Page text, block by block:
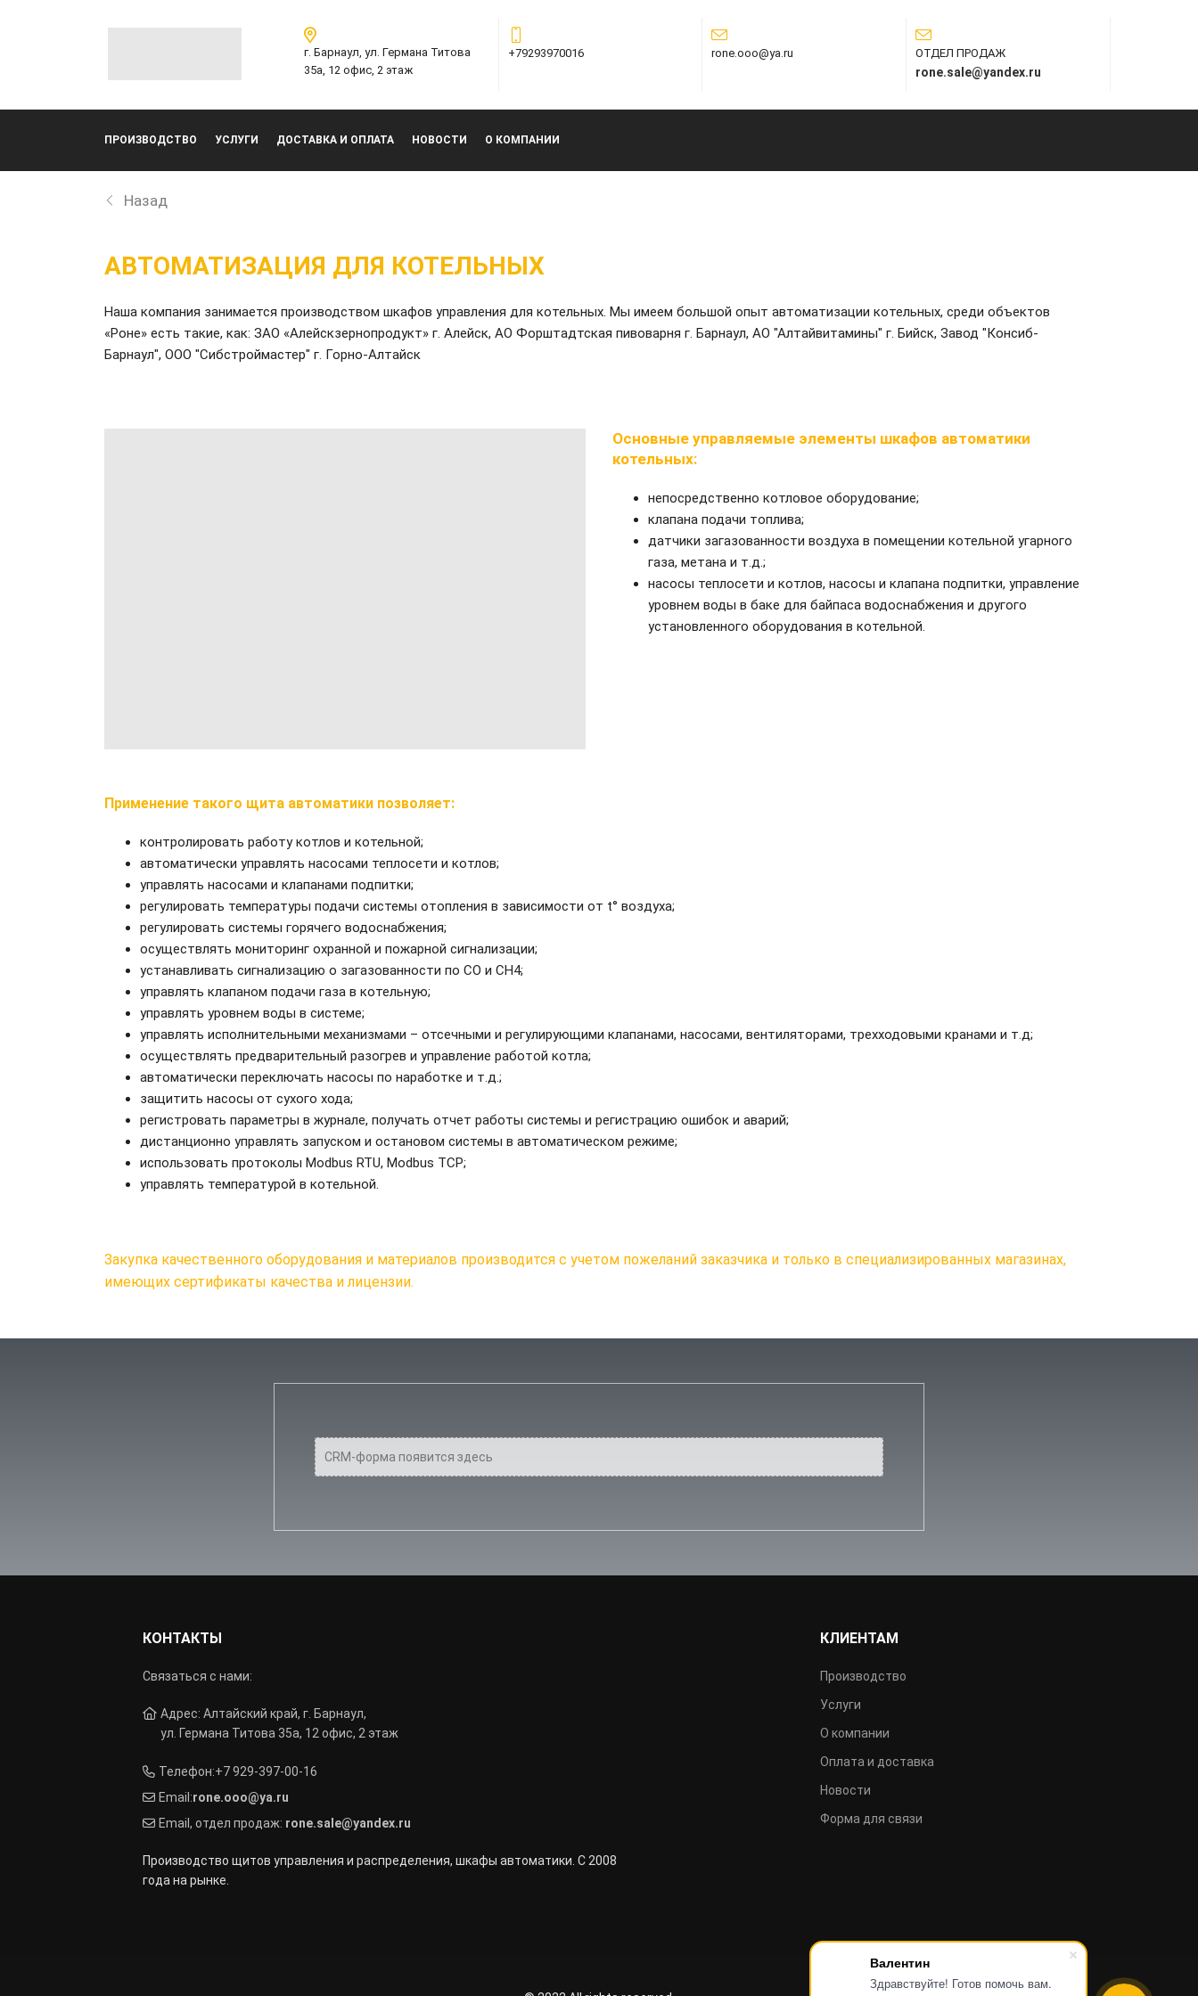
Валентин
Здравствуйте! Готов помочь вам.
г. Барнаул, ул. Германа Титова
35а, 12 офис, 2 этаж
+79293970016 rone.ooo@ya.ru ОТДЕЛ ПРОДАЖ
rone.sale@yandex.ru
ПРОИЗВОДСТВО УСЛУГИ ДОСТАВКА И ОПЛАТА НОВОСТИ О КОМПАНИИ
Назад
АВТОМАТИЗАЦИЯ ДЛЯ КОТЕЛЬНЫХ
Наша компания занимается производством шкафов управления для котельных. Мы имеем большой опыт автоматизации котельных, среди объектов
«Роне» есть такие, как: ЗАО «Алейскзернопродукт» г. Алейск, АО Форштадтская пивоварня г. Барнаул, АО "Алтайвитамины" г. Бийск, Завод "Консиб-
Барнаул", ООО "Сибстроймастер" г. Горно-Алтайск
Основные управляемые элементы шкафов автоматики
котельных:
непосредственно котловое оборудование;
клапана подачи топлива;
датчики загазованности воздуха в помещении котельной угарного
газа, метана и т.д.;
насосы теплосети и котлов, насосы и клапана подпитки, управление
уровнем воды в баке для байпаса водоснабжения и другого
установленного оборудования в котельной.
Применение такого щита автоматики позволяет:
контролировать работу котлов и котельной;
автоматически управлять насосами теплосети и котлов;
управлять насосами и клапанами подпитки;
регулировать температуры подачи системы отопления в зависимости от t° воздуха;
регулировать системы горячего водоснабжения;
осуществлять мониторинг охранной и пожарной сигнализации;
устанавливать сигнализацию о загазованности по СО и СН4;
управлять клапаном подачи газа в котельную;
управлять уровнем воды в системе;
управлять исполнительными механизмами – отсечными и регулирующими клапанами, насосами, вентиляторами, трехходовыми кранами и т.д;
осуществлять предварительный разогрев и управление работой котла;
автоматически переключать насосы по наработке и т.д.;
защитить насосы от сухого хода;
регистровать параметры в журнале, получать отчет работы системы и регистрацию ошибок и аварий;
дистанционно управлять запуском и остановом системы в автоматическом режиме;
использовать протоколы Modbus RTU, Modbus TCP;
управлять температурой в котельной.
Закупка качественного оборудования и материалов производится с учетом пожеланий заказчика и только в специализированных магазинах,
имеющих сертификаты качества и лицензии.
CRM-форма появится здесь
КОНТАКТЫ
Связаться с нами:
Адрес: Алтайский край, г. Барнаул,
ул. Германа Титова 35а, 12 офис, 2 этаж
Телефон:+7 929-397-00-16
Email:rone.ooo@ya.ru
Email, отдел продаж: rone.sale@yandex.ru
Производство щитов управления и распределения, шкафы автоматики. С 2008
года на рынке.
КЛИЕНТАМ
Производство
Услуги
О компании
Оплата и доставка
Новости
Форма для связи